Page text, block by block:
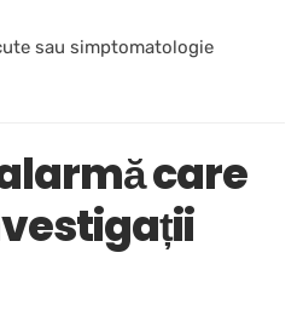
sau simptomatologie
care